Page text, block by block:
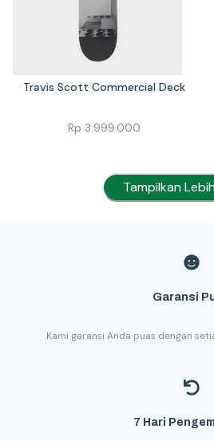
Travis Scott Commercial Deck
Rp 3.999.000
Tampilkan
Garansi
Kami garansi Anda puas dengan
7 Hari